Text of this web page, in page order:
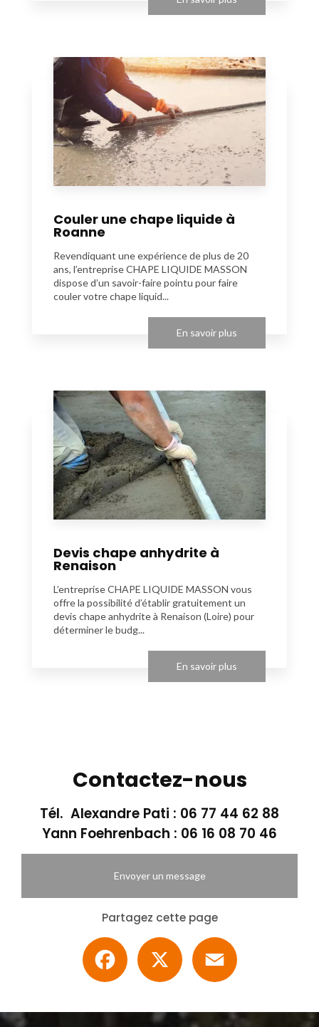
Couler une chape liquide à
Roanne
Revendiquant une expérience de plus de 20
ans, l’entreprise CHAPE LIQUIDE MASSON
dispose d’un savoir-faire pointu pour faire
couler votre chape liquid...
En savoir plus
Devis chape anhydrite à
Renaison
L’entreprise CHAPE LIQUIDE MASSON vous
offre la possibilité d’établir gratuitement un
devis chape anhydrite à Renaison (Loire) pour
déterminer le budg...
En savoir plus
Contactez-nous
Tél. Alexandre Pati : 06 77 44 62 88
Yann Foehrenbach : 06 16 08 70 46
Envoyer un message
Partagez cette page
Facebook